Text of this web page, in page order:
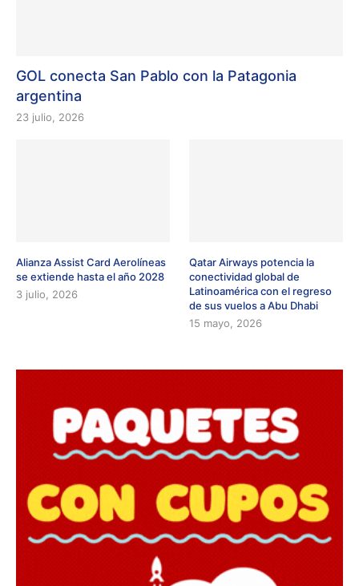
GOL conecta San Pablo con la Patagonia
argentina
23 julio, 2026
Alianza Assist Card Aerolíneas
se extiende hasta el año 2028
3 julio, 2026
Qatar Airways potencia la
conectividad global de
Latinoamérica con el regreso
de sus vuelos a Abu Dhabi
15 mayo, 2026